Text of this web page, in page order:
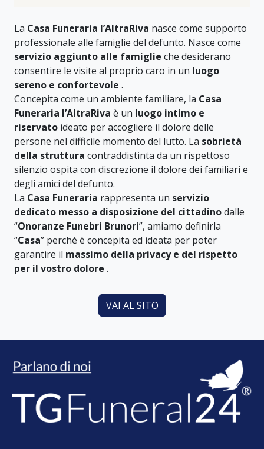
La Casa Funeraria l’AltraRiva nasce come supporto
professionale alle famiglie del defunto. Nasce come
servizio aggiunto alle famiglie che desiderano
consentire le visite al proprio caro in un luogo
sereno e confortevole .
Concepita come un ambiente familiare, la Casa
Funeraria l’AltraRiva è un luogo intimo e
riservato ideato per accogliere il dolore delle
persone nel difficile momento del lutto. La sobrietà
della struttura contraddistinta da un rispettoso
silenzio ospita con discrezione il dolore dei familiari e
degli amici del defunto.
La Casa Funeraria rappresenta un servizio
dedicato messo a disposizione del cittadinodalle
“Onoranze Funebri Brunori”, amiamo definirla
“Casa” perché è concepita ed ideata per poter
garantire il massimo della privacy e del rispetto
per il vostro dolore .
VAI AL SITO